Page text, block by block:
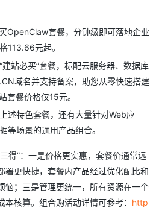
OpenClaw套餐，分钟级即可落地企业
113.66元起。
站必买”套餐，标配云服务器、数据库
域名并支持备案，助您从零快速搭建
套餐价格仅15元。
述特色套餐，还有大量针对Web应
等场景的通用产品组合。
得”：一是价格更实惠，套餐价通常远
署更快捷，套餐内产品经过优化配比和
恼；三是管理更统一，所有资源在一个
核算。组合购活动详情可参考： http